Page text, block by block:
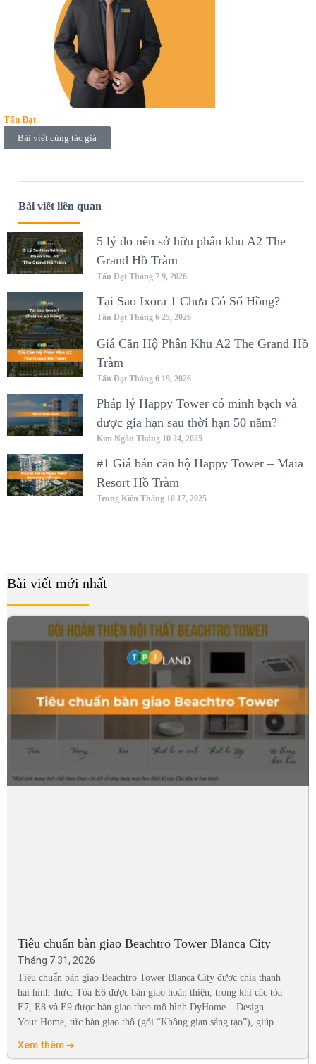
Tấn Đạt
Bài viết cùng tác giả
Bài viết liên quan
5 lý do nên sở hữu phân khu A2 The
Grand Hồ Tràm
Tấn Đạt Tháng 7 9, 2026
Tại Sao Ixora 1 Chưa Có Sổ Hồng?
Tấn Đạt Tháng 6 25, 2026
Giá Căn Hộ Phân Khu A2 The Grand Hồ
Tràm
Tấn Đạt Tháng 6 19, 2026
Pháp lý Happy Tower có minh bạch và
được gia hạn sau thời hạn 50 năm?
Kim Ngân Tháng 10 24, 2025
#1 Giá bán căn hộ Happy Tower – Maia
Resort Hồ Tràm
Trung Kiên Tháng 10 17, 2025
Bài viết mới nhất
Tiêu chuẩn bàn giao Beachtro Tower Blanca City
Tháng 7 31, 2026
Tiêu chuẩn bàn giao Beachtro Tower Blanca City được chia thành
hai hình thức. Tòa E6 được bàn giao hoàn thiện, trong khi các tòa
E7, E8 và E9 được bàn giao theo mô hình DyHome – Design
Your Home, tức bàn giao thô (gói “Không gian sáng tạo”), giúp
Xem thêm ➔